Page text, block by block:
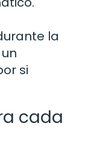
la
si
cada